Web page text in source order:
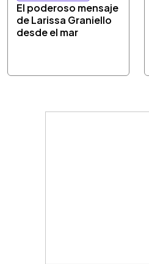
El poderoso mensaje
de Larissa Graniello
desde el mar